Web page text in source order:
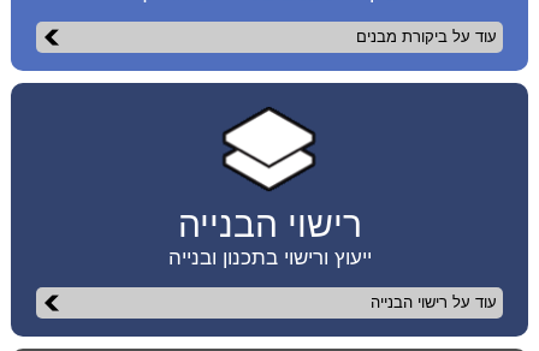
עוד על ביקורת מבנים
רישוי הבנייה
ייעוץ ורישוי בתכנון ובנייה
עוד על רישוי הבנייה